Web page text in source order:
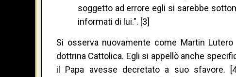
soggetto ad errore egli si sarebbe
informati di lui.". [3]
Si osserva nuovamente come Martin
dottrina Cattolica. Egli si appellò anche
il Papa avesse decretato a suo sfavore.